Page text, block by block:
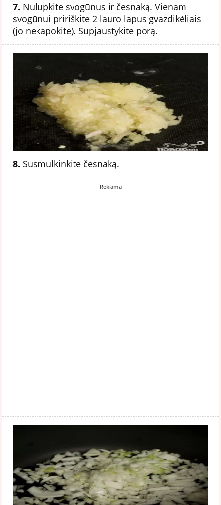
7. Nulupkite svogūnus ir česnaką. Vienam
svogūnui pririškite 2 lauro lapus gvazdikėliais
(jo nekapokite). Supjaustykite porą.
8. Susmulkinkite česnaką.
Reklama